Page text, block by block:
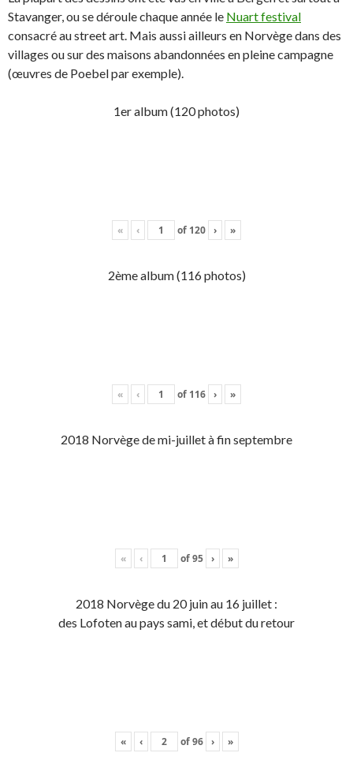
Stavanger, ou se déroule chaque année le Nuart festival
consacré au street art. Mais aussi ailleurs en Norvège dans des
villages ou sur des maisons abandonnées en pleine campagne
(œuvres de Poebel par exemple).
1er album (120 photos)
« ‹ of 120 › »
2ème album (116 photos)
« ‹ of 116 › »
2018 Norvège de mi-juillet à fin septembre
« ‹ of95 › »
2018 Norvège du 20 juin au 16 juillet :
des Lofoten au pays sami, et début du retour
« ‹ of96 › »